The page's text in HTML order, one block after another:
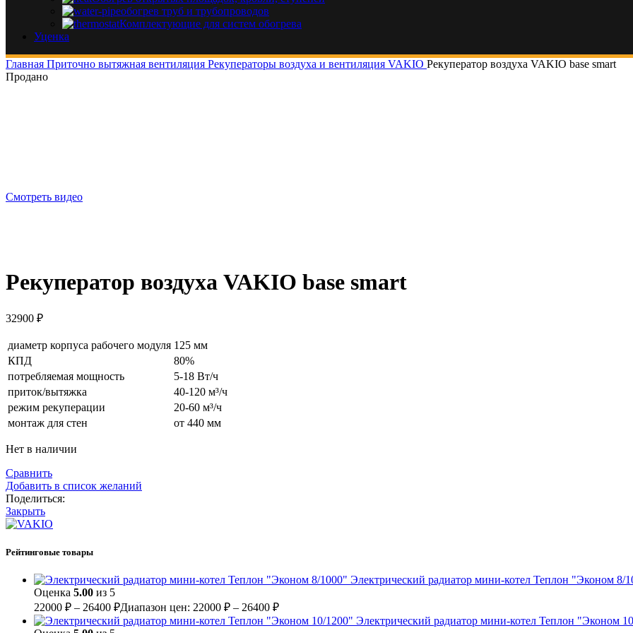
обогрев труб и трубопроводов
Комплектующие для систем обогрева
Уценка
Главная Приточно вытяжная вентиляция Рекуператоры воздуха и вентиляция VAKIO Рекуператор воздуха VAKIO base smart
Продано
Смотреть видео
Рекуператор воздуха VAKIO base smart
32900 ₽
диаметр корпуса рабочего модуля 125 мм
КПД
80%
потребляемая мощность
5-18 Вт/ч
приток/вытяжка
40-120 м³/ч
режим рекуперации
20-60 м³/ч
монтаж для стен
от 440 мм
Нет в наличии
Сравнить
Добавить в список желаний
Поделиться:
Закрыть
Рейтинговые товары
Электрический радиатор мини-котел Теплон "Эконом 8/
Оценка 5.00 из 5
22000 ₽ – 26400 ₽Диапазон цен: 22000 ₽ – 26400 ₽
Электрический радиатор мини-котел Теплон "Эконом